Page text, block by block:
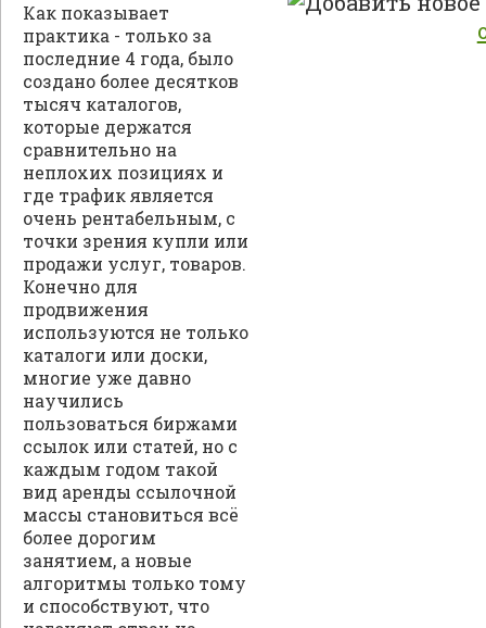
Как показывает
практика - только за
последние 4 года, было
создано более десятков
тысяч каталогов,
которые держатся
сравнительно на
неплохих позициях и
где трафик является
очень рентабельным, с
точки зрения купли или
продажи услуг, товаров.
Конечно для
продвижения
используются не только
каталоги или доски,
многие уже давно
научились
пользоваться биржами
ссылок или статей, но с
каждым годом такой
вид аренды ссылочной
массы становиться всё
более дорогим
занятием, а новые
алгоритмы только тому
и способствуют, что